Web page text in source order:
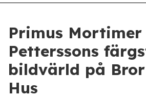
Primus Mortimer
Petterssons
bildvärld på
Hus